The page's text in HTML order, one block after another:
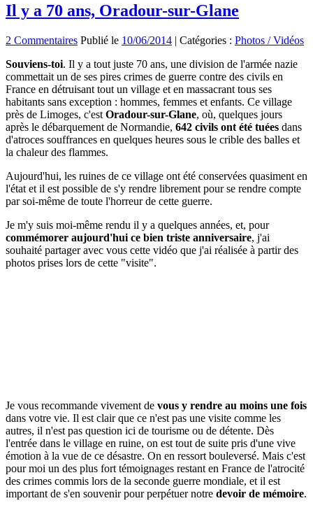
Il y a 70 ans, Oradour-sur-Glane
2 Commentaires Publié le 10/06/2014 | Catégories : Photos / Vidéos
Souviens-toi. Il y a tout juste 70 ans, une division de l'armée nazie
commettait un de ses pires crimes de guerre contre des civils en
France en détruisant tout un village et en massacrant tous ses
habitants sans exception : hommes, femmes et enfants. Ce village
près de Limoges, c'est Oradour-sur-Glane, où, quelques jours
après le débarquement de Normandie, 642 civils ont été tuées dans
d'atroces souffrances en quelques heures sous le crible des balles et
la chaleur des flammes.
Aujourd'hui, les ruines de ce village ont été conservées quasiment en
l'état et il est possible de s'y rendre librement pour se rendre compte
par soi-même de toute l'horreur de cette guerre.
Je m'y suis moi-même rendu il y a quelques années, et, pour
commémorer aujourd'hui ce bien triste anniversaire, j'ai
souhaité partager avec vous cette vidéo que j'ai réalisée à partir des
photos prises lors de cette "visite".
Je vous recommande vivement de vous y rendre au moins une fois
dans votre vie. Il est clair que ce n'est pas une visite comme les
autres, il n'est pas question ici de tourisme ou de détente. Dès
l'entrée dans le village en ruine, on est tout de suite pris d'une vive
émotion à la vue de ce désastre. On en ressort bouleversé. Mais c'est
pour moi un des plus fort témoignages restant en France de l'atrocité
des crimes commis lors de la seconde guerre mondiale, et il est
important de s'en souvenir pour perpétuer notre devoir de mémoire.